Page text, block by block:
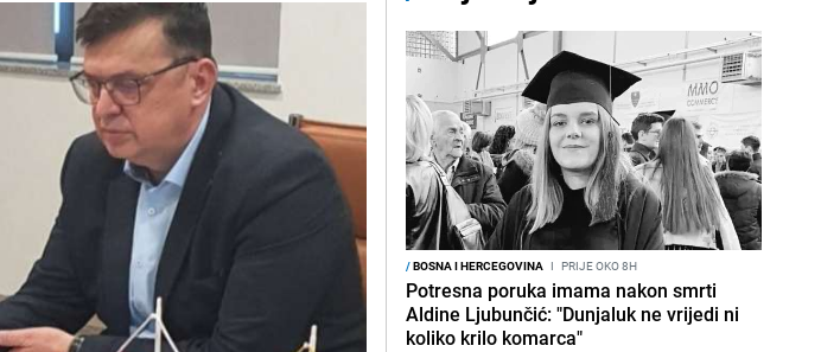
/BOSNA I HERCEGOVINA I PRIJE OKO 8H
Potresna poruka imama nakon smrti
Aldine Ljubunčić: "Dunjaluk ne vrijedi ni
koliko krilo komarca"